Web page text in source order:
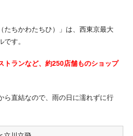
たちかわたちひ）」は、西東京最大
す。
トランなど、約250店舗ものショップ
ら直結なので、雨の日に濡れずに行